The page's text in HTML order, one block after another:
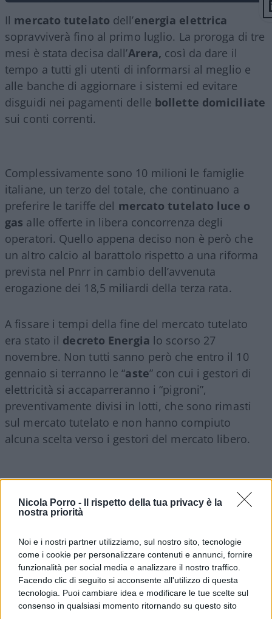
Nicola Porro -
Il rispetto della tua privacy è la
nostra priorità
Noi e i nostri partner utilizziamo, sul nostro sito, tecnologie
come i cookie per personalizzare contenuti e annunci, fornire
funzionalità per social media e analizzare il nostro traffico.
Facendo clic di seguito si acconsente all'utilizzo di questa
tecnologia. Puoi cambiare idea e modificare le tue scelte sul
consenso in qualsiasi momento ritornando su questo sito
Il mercato tutelato dell’energia elettrica
sopravviverà fino al primo luglio. La proroga di tre
mesi è stata decisa dall’Arera, così da dare il
tempo a tutti gli utenti di informarsi al meglio e
alle banche di aggiornare i sistemi ed evitare
disguidi nei pagamenti delle bollette domiciliate
sui conti correnti.
Complessivamente sono 10 milioni le famiglie
italiane, un terzo del totale, che continuano a
preferire le tariffe del mercato tutelato luce o
gas alle offerte in libera concorrenza degli
operatori. Quello appena deciso non è però che
un altro calcio al barattolo rispetto a una riforma
prevista nel Pnrr in cambio dell’avvenuta
erogazione dei 18,5 miliardi della terza rata.
A fissare i tempi della fine del mercato tutelato
era stato il decreto Energia lo scorso 27
novembre. Non tutti sanno però che entro il 10
gennaio si terranno le “aste” con cui i gestori di
elettricità si accaparreranno i “pigroni”,
preventivamente divisi in lotti, che sono rimasti
sul mercato tutelato e non hanno compiuto
alcuna scelta verso i gestori del mercato libero.
Una procedura che non offre molte certezze agli
utenti sulla solidità del gestore che subentra,
settore e alle multiutility sopravvive un vespaio di
quasi 700piccoli e piccolissimi rivenditoriattivi
su territorio.
Senza contare, sostengono allarmati i sindacati